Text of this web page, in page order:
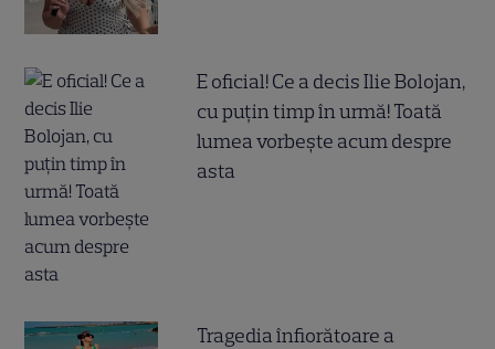
E oficial! Ce a decis Ilie Bolojan,
cu puțin timp în urmă! Toată
lumea vorbește acum despre
asta
Tragedia înfiorătoare a